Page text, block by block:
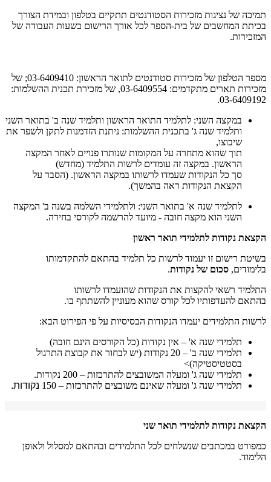
תמיכה של נציגות מזכירות הסטודנטים תתקיים בטלפון ובמידת הצורך
בכיתת המחשבים של בית-הספר לכל אורך הרישום בשעות העבודה של
המזכירות.
מספר הטלפון של מזכירות סטודנטים לתואר הראשון: 03-6409410; של
מזכירות תארים מתקדמים: 03-6409554, של מזכירת תכנית ההשלמות:
03-6409192.
במקצה השני: לתלמיד התואר הראשון ותלמיד שנה ב' בתואר השני
ותלמיד שנה ג' בתכנית ההשלמות: ניתנת הזדמנות לתקן ולשפר את
שיבוצו,
תוך שהוא מתחרה על המקומות שנותרו פנויים לאחר המקצה
הראשון. במקצה זה עומדים לרשות התלמיד (מחדש)
סך כל הנקודות שעמדו לרשותו במקצה הראשון. (הסבר על
הקצאת הנקודות ראה בהמשך).
לתלמיד שנה א' בתואר השני: ולתלמידי השלמה בשנה ב' המקצה
השני הוא מקצה חובה - מיועד להרשמה לקורסי בחירה.
הקצאת נקודות לתלמידי תואר ראשון
בשיטת רישום זו יעמוד לרשות כל תלמיד בהתאם להתקדמותו
בלימודים, סכום של נקודות.
התלמיד רשאי להקצות את הנקודות שהועמדו לרשותו
בהתאם להעדפותיו לכל קורס שהוא מעוניין להשתתף בו.
לרשות התלמידים יעמדו הנקודות הבסיסיות על פי הפירוט הבא:
תלמידי שנה א' – אין נקודות (כל הקורסים הינם חובה)
תלמידי שנה ב' – 20 נקודות (יש לבחור את קבוצת התרגול
בסטטיסטיקה)>
תלמידי שנה ג' ומעלה המשובצים להתרכזות – 200 נקודות.
תלמידי שנה ג' ומעלה שאינם משובצים להתרכזות – 150
נקודות.
הקצאת נקודות לתלמידי תואר שני
כמפורט במכתבים שנשלחים לכל התלמידים ובהתאם למסלול ולאופן
הלימוד.